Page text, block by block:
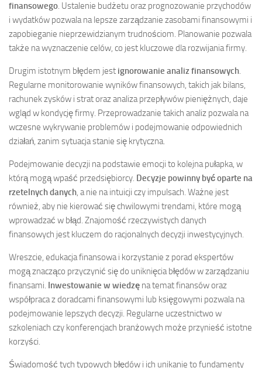
finansowego. Ustalenie budżetu oraz prognozowanie przychodów
i wydatków pozwala na lepsze zarządzanie zasobami finansowymi i
zapobieganie nieprzewidzianym trudnościom. Planowanie pozwala
także na wyznaczenie celów, co jest kluczowe dla rozwijania firmy.
Drugim istotnym błędem jest ignorowanie analiz finansowych.
Regularne monitorowanie wyników finansowych, takich jak bilans,
rachunek zysków i strat oraz analiza przepływów pieniężnych, daje
wgląd w kondycję firmy. Przeprowadzanie takich analiz pozwala na
wczesne wykrywanie problemów i podejmowanie odpowiednich
działań, zanim sytuacja stanie się krytyczna.
Podejmowanie decyzji na podstawie emocji to kolejna pułapka, w
którą mogą wpaść przedsiębiorcy. Decyzje powinny być oparte na
rzetelnych danych, a nie na intuicji czy impulsach. Ważne jest
również, aby nie kierować się chwilowymi trendami, które mogą
wprowadzać w błąd. Znajomość rzeczywistych danych
finansowych jest kluczem do racjonalnych decyzji inwestycyjnych.
Wreszcie, edukacja finansowa i korzystanie z porad ekspertów
mogą znacząco przyczynić się do uniknięcia błędów w zarządzaniu
finansami. Inwestowanie w wiedzę na temat finansów oraz
współpraca z doradcami finansowymi lub księgowymi pozwala na
podejmowanie lepszych decyzji. Regularne uczestnictwo w
szkoleniach czy konferencjach branżowych może przynieść istotne
korzyści.
Świadomość tych typowych błędów i ich unikanie to fundamenty